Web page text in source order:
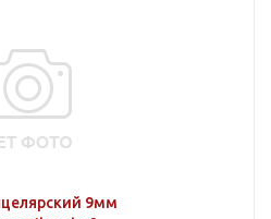
9мм